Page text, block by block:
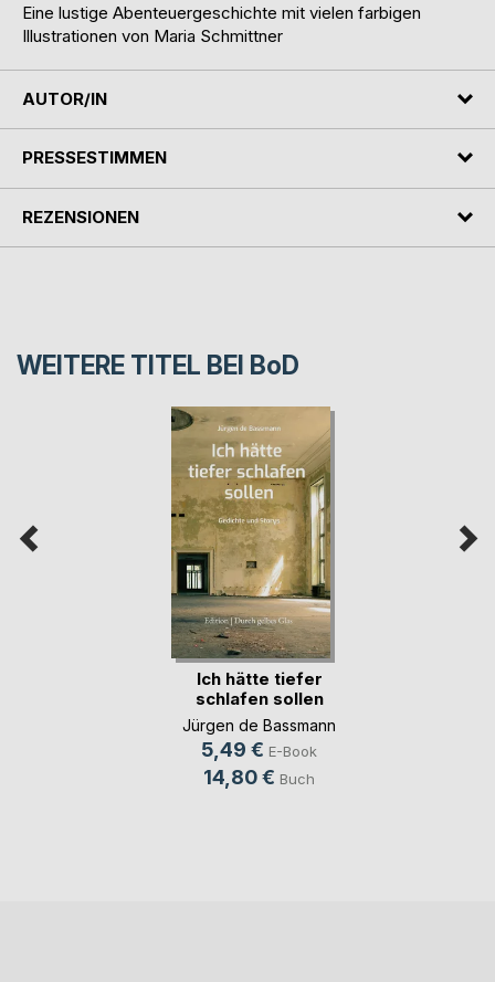
Eine lustige Abenteuergeschichte mit vielen farbigen
Illustrationen von Maria Schmittner
AUTOR/IN
PRESSESTIMMEN
REZENSIONEN
WEITERE TITEL BEI BoD
Ich hätte tiefer
schlafen sollen
Jürgen de Bassmann
5,49 € E-Book
14,80 € Buch